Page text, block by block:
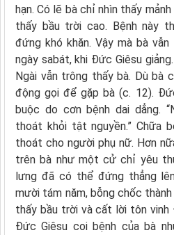
hạn. Có lẽ bà chỉ nhìn thấy
thấy bầu trời cao. Bệnh này
đứng khó khăn. Vậy mà bà
ngày sabát, khi Đức Giêsu
Ngài vẫn trông thấy bà. Dù bà
động gọi để gặp bà (c. 12).
buộc do cơn bệnh dai dẳng.
thoát khỏi tật nguyền.” Chữa
thoát cho người phụ nữ. Hơn
trên bà như một cử chỉ yêu
lưng đã có thể đứng thẳng
mười tám năm, bỗng chốc
thấy bầu trời và cất lời tôn vinh
Đức Giêsu coi bệnh của bà